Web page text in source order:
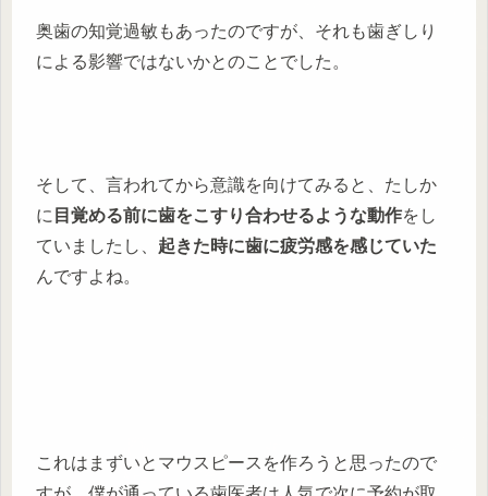
奥歯の知覚過敏もあったのですが、それも歯ぎしり
による影響ではないかとのことでした。
そして、言われてから意識を向けてみると、たしか
に 目覚める前に歯をこすり合わせるような動作をし
ていましたし、 起きた時に歯に疲労感を感じていた
んですよね。
これはまずいとマウスピースを作ろうと思ったので